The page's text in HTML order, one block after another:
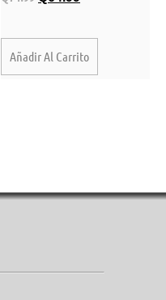
Añadir Al Carrito